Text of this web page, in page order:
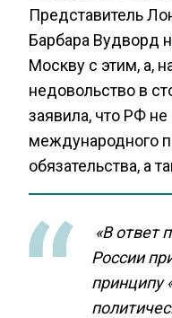
Представитель
Барбара Вудворд
Москву с этим, а,
недовольство в
заявила, что РФ
международного
обязательства, а
«В ответ
России
принципу